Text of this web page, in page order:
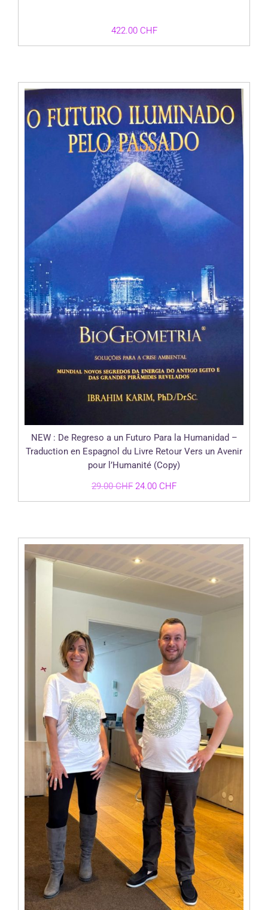
422.00 CHF
NEW : De Regreso a un Futuro Para la Humanidad –
Traduction en Espagnol du Livre Retour Vers un Avenir
pour l’Humanité (Copy)
29.00CHF Le
prix
29.00 CHF.
24.00 CHFLe
prix
24.00 CHF.